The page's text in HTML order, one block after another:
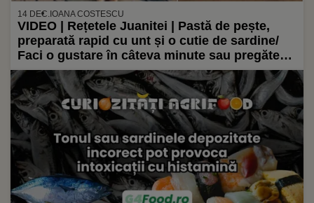
14 DEC. IOANA COSTESCU
VIDEO | Rețetele Juanitei | Pastă de pește,
preparată rapid cu unt și o cutie de sardine/
Faci o gustare în câteva minute sau pregătești
câteva tartine pentru cină ori de luat la pachet